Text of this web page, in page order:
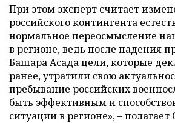
При этом эксперт считает
российского контингента
нормальное переосмысление
в регионе, ведь после падения
Башара Асада цели, которые
ранее, утратили свою
пребывание российских
быть эффективным и
ситуации в регионе», – полагает